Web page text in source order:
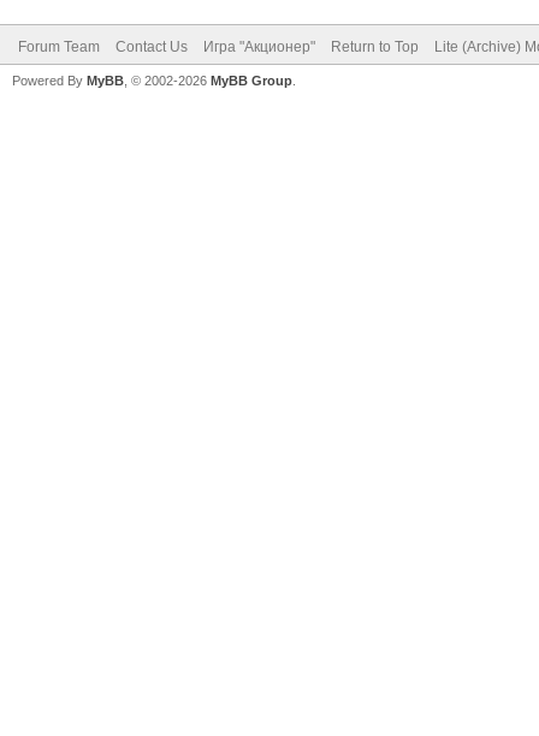
Forum Team Contact Us Игра "Акционер" Return to Top Lite (Archive)
Powered By MyBB , © 2002-2026 MyBB Group